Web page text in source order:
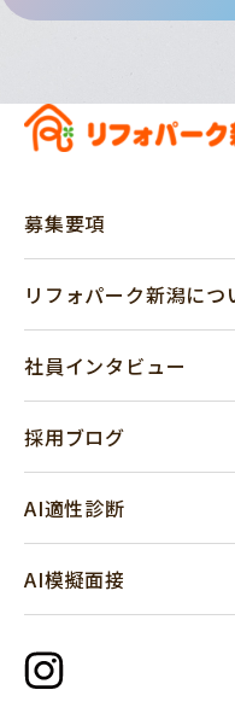
募集要項
リフォパーク新潟につ
社員インタビュー
採用ブログ
AI適性診断
AI模擬面接